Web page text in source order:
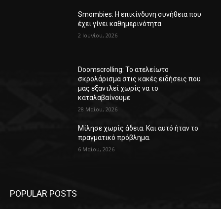
Smombies: Η επικίνδυνη συνήθεια που
έχει γίνει καθημερινότητα
2 Ιουνίου, 2026
Doomscrolling: Το ατελείωτο
σκρολάρισμα στις κακές ειδήσεις που
μας εξαντλεί χωρίς να το
καταλαβαίνουμε
28 Μαΐου, 2026
Μίλησε χωρίς άδεια. Και αυτό ήταν το
πραγματικό πρόβλημα.
6 Μαΐου, 2026
POPULAR POSTS